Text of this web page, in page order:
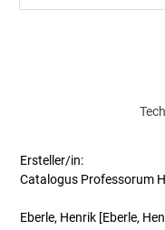
Ersteller/in:
Catalogus Professorum
Eberle, Henrik [Eberle,